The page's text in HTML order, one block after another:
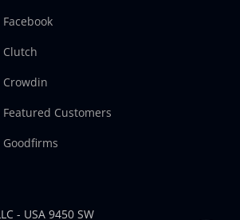
Crowdin
Customers
- USA 9450 SW